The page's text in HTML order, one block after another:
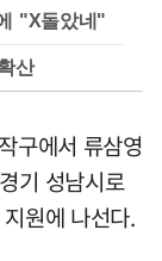
"X돌았네"
산
구에서 류삼영
기 성남시로
원에 나선다.